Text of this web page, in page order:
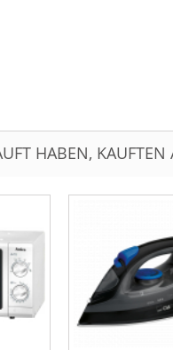
HABEN, KAUFTEN